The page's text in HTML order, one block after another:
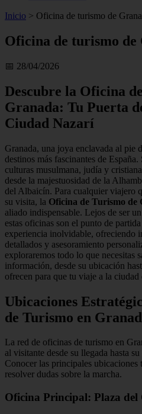
Inicio > Oficina de turismo de
Oficina de turismo de
📅 28/04/2026
Descubre la Oficina
Granada: Tu Puerta
Ciudad Nazarí
Granada, una joya enclavada al pie
destinos más fascinantes de
culturas musulmana, judía y
desde la majestuosidad de la
del Albaicín. Para cualquier viajero
su visita, la Oficina de Turismo de
aliado indispensable. Lejos de ser
estas oficinas son el punto de
experiencia inolvidable, ofreciendo
detallados y asesoramiento
exploraremos todo lo que necesitas
información, desde su ubicación
ofrecen para que tu viaje a la
Ubicaciones
de Turismo en
La red de oficinas de turismo en
al visitante desde su llegada hasta
Conocer las principales
resolver dudas sobre la marcha.
Oficina Principal: Plaza del